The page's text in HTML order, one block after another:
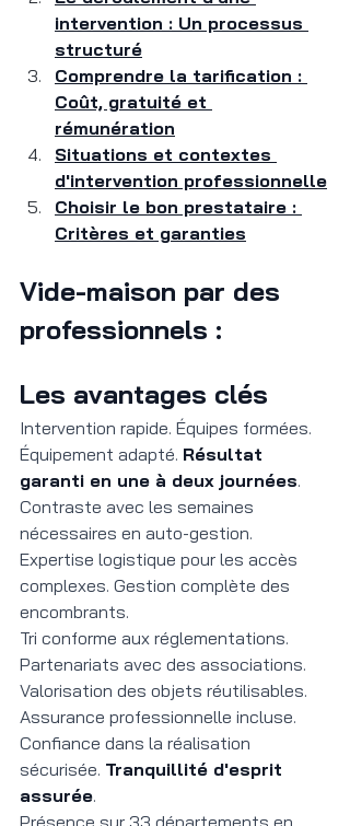
intervention : Un processus
structuré
Comprendre la tarification :
Coût, gratuité et
rémunération
Situations et contextes
d'intervention professionnelle
Choisir le bon prestataire :
Critères et garanties
Vide-maison par des
professionnels :
Les avantages clés
Intervention rapide. Équipes formées.
Équipement adapté. Résultat
garanti en une à deux journées.
Contraste avec les semaines
nécessaires en auto-gestion.
Expertise logistique pour les accès
complexes. Gestion complète des
encombrants.
Tri conforme aux réglementations.
Partenariats avec des associations.
Valorisation des objets réutilisables.
Assurance professionnelle incluse.
Confiance dans la réalisation
sécurisée. Tranquillité d'esprit
assurée.
Présence sur 33 départements en